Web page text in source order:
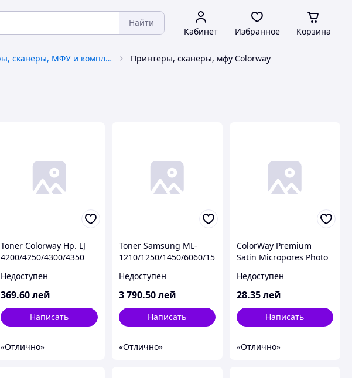
Найти
Кабинет Избранное Корзина
Принтеры, сканеры, МФУ и комплектующие Принтеры, сканеры, мфу Colorway
Toner Colorway Hp. LJ
4200/4250/4300/4350
4200P-1B
Недоступен
369.60лей
Написать
«Отлично»
Toner Samsung ML-
1210/1250/1450/6060/15
3110/3112 (10 kg bag)
ColorWay (TS-1210-10
Недоступен
3 790.50 лей
Написать
«Отлично»
ColorWay Premium
Satin Micropores Photo
(PS2600104R)
Недоступен
28.35лей
Написать
«Отлично»